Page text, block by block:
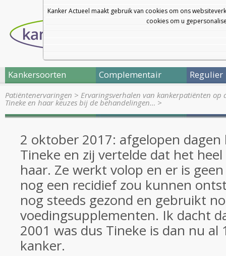
Kanker Actueel maakt gebruik van cookies om ons
cookies om u
Kankersoorten Complementair Regulier
Patiëntenervaringen > Ervaringsverhalen van kankerpatiënten op
Tineke en haar keuzes bij de behandelingen… >
2 oktober 2017: afgelopen
Tineke en zij vertelde dat het
haar. Ze werkt volop en er is
nog een recidief zou kunnen
nog steeds gezond en gebruikt
voedingsupplementen. Ik dacht
2001 was dus Tineke is dan nu al
kanker.